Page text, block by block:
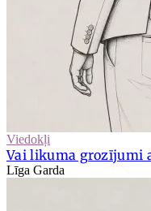
Viedokļi
Vai likuma grozījumi
Līga Garda